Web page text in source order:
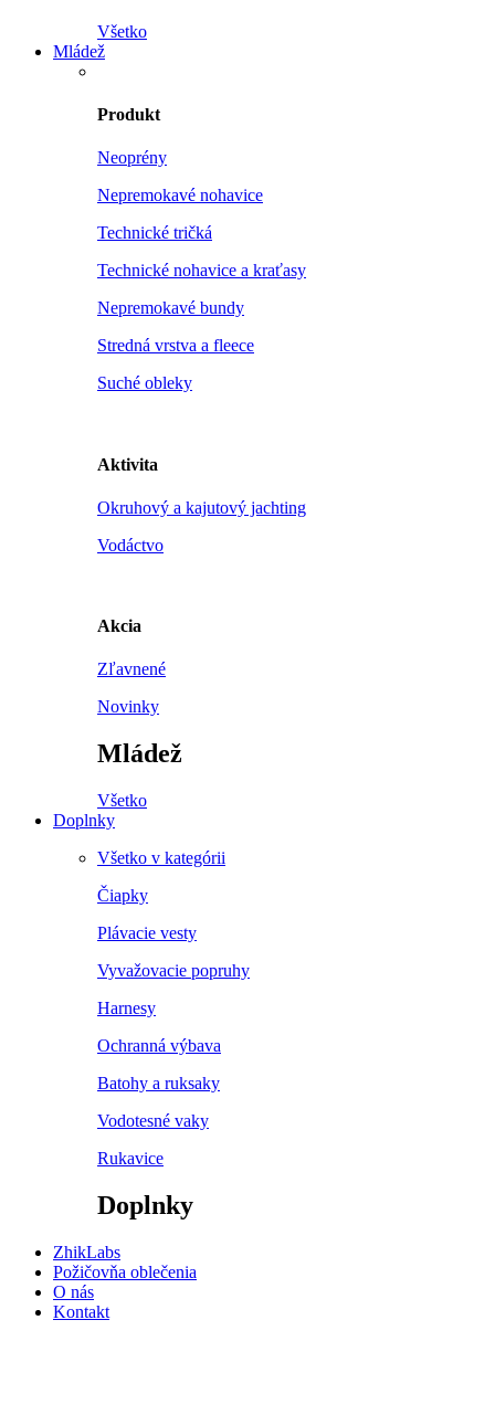
Všetko
Mládež
Produkt
Neoprény
Nepremokavé nohavice
Technické tričká
Technické nohavice a kraťasy
Nepremokavé bundy
Stredná vrstva a fleece
Suché obleky
Aktivita
Okruhový a kajutový jachting
Vodáctvo
Akcia
Zľavnené
Novinky
Mládež
Všetko
Doplnky
Všetko v kategórii
Čiapky
Plávacie vesty
Vyvažovacie popruhy
Harnesy
Ochranná výbava
Batohy a ruksaky
Vodotesné vaky
Rukavice
Doplnky
ZhikLabs
Požičovňa oblečenia
O nás
Kontakt